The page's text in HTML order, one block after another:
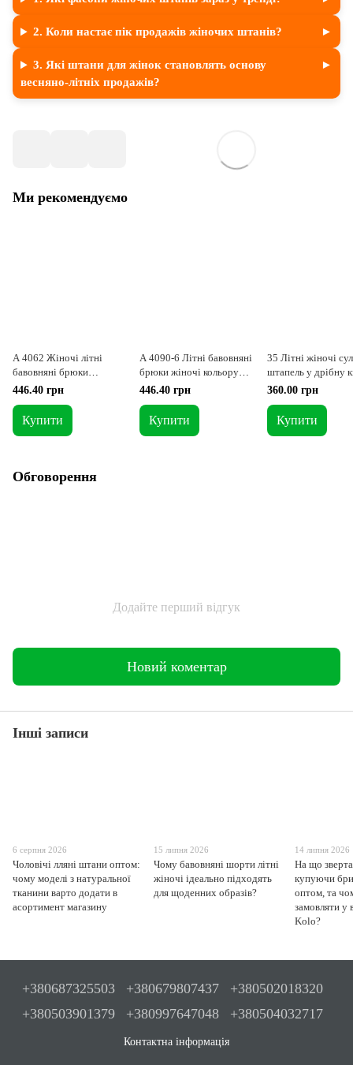
2. Коли настає пік продажів жіночих штанів?
3. Які штани для жінок становлять основу
весняно-літніх продажів?
Ми рекомендуємо
А 4062 Жіночі літні
бавовняні брюки
джинсового кольору 52-
446.40 грн
Купити
А 4090-6 Літні бавовняні
брюки жіночі кольору
темної полині 52-54р
446.40 грн
Купити
35 Літні жіночі
штапель у дрібну
XL
360.00 грн
Купити
Обговорення
Додайте перший відгук
Новий коментар
Інші записи
6 серпня 2026
Чоловічі лляні штани оптом:
чому моделі з натуральної
тканини варто додати в
асортимент магазину
15 липня 2026
Чому бавовняні шорти літні
жіночі ідеально підходять
для щоденних образів?
14 липня 2026
На що
купуючи
оптом, та
замовляти у
Kolo?
+380687325503 +380679807437
+380502018320
+380503901379
+380997647048 +380504032717
Контактна інформація